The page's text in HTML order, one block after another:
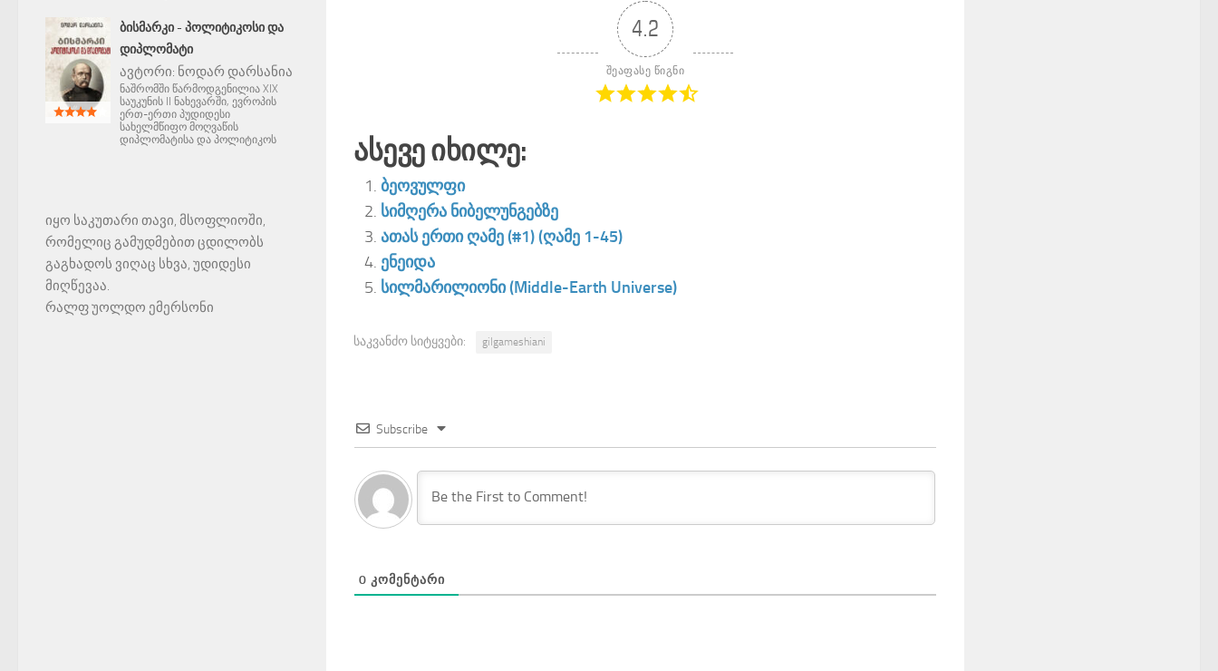
4.2
შეაფასე წიგნი
Ასევე Იხილე:
ბეოვულფი
სიმღერა ნიბელუნგებზე
ათას ერთი ღამე (#1) (ღამე 1-45)
ენეიდა
სილმარილიონი (Middle-Earth Universe)
საკვანძო სიტყვები: gilgameshiani
Subscribe
0 ᲙᲝᲛᲔᲜᲢᲐᲠᲘ
ᲑᲘᲡᲛᲐᲠᲙᲘ - ᲞᲝᲚᲘᲢᲘᲙᲝᲡᲘ ᲓᲐ
ᲓᲘᲞᲚᲝᲛᲐᲢᲘ
ავტორი: ნოდარ დარსანია
ნაშრომში წარმოდგენილია XIX
საუკუნის II ნახევარში, ევროპის
ერთ-ერთი პუდიდესი
სახელმწიფო მოღვაწის
დიპლომატისა და პოლიტიკოს
იყო საკუთარი თავი, მსოფლიოში,
რომელიც გამუდმებით ცდილობს
გაგხადოს ვიღაც სხვა, უდიდესი
მიღწევაა.
რალფ უოლდო ემერსონი